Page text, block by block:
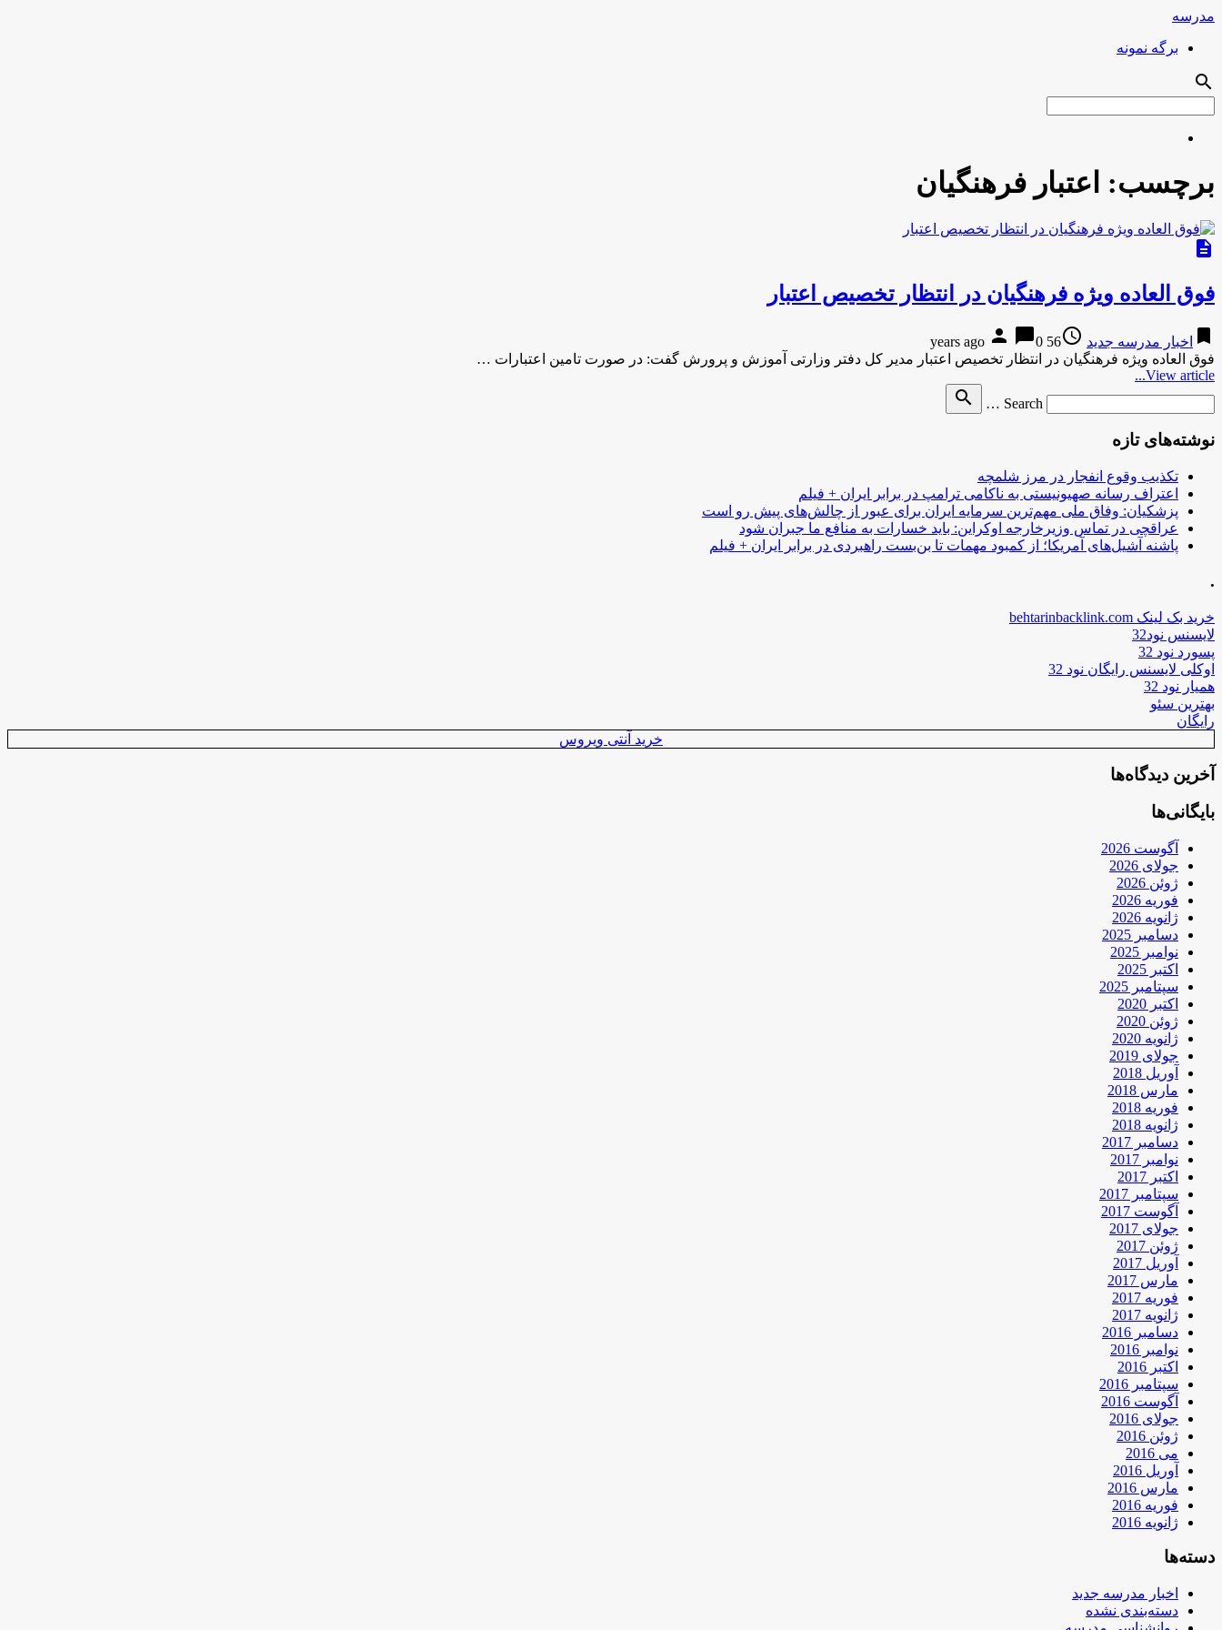
مدرسه
برگه نمونه
search
برچسب: اعتبار فرهنگیان
description
فوق العاده ویژه فرهنگیان در انتظار تخصیص اعتبار
bookmark اخبار مدرسه جدید access_time
56 years ago
person chat_bubble0
فوق العاده ویژه فرهنگیان در انتظار تخصیص اعتبار مدیر کل دفتر وزارتی آموزش و پرورش گفت: در صورت تامین اعتبارات …
View article...
Search …
search
نوشته‌های تازه
تکذیب وقوع انفجار در مرز شلمچه
اعتراف رسانه صهیونیستی به ناکامی ترامپ در برابر ایران + فیلم
پزشکیان: وفاق ملی مهم‌ترین سرمایه ایران برای عبور از چالش‌های پیش رو است
عراقچی در تماس وزیرخارجه اوکراین: باید خسارات به منافع ما جبران شود
پاشنه آشیل‌های آمریکا؛ از کمبود مهمات تا بن‌بست راهبردی در برابر ایران + فیلم
.
خرید بک لینک behtarinbacklink.com
لایسنس نود32
پسورد نود 32
اوکلی لایسنس رایگان نود 32
همیار نود 32
بهترین سئو
رایگان
خرید آنتی ویروس
آخرین دیدگاه‌ها
بایگانی‌ها
آگوست 2026
جولای 2026
ژوئن 2026
فوریه 2026
ژانویه 2026
دسامبر 2025
نوامبر 2025
اکتبر 2025
سپتامبر 2025
اکتبر 2020
ژوئن 2020
ژانویه 2020
جولای 2019
آوریل 2018
مارس 2018
فوریه 2018
ژانویه 2018
دسامبر 2017
نوامبر 2017
اکتبر 2017
سپتامبر 2017
آگوست 2017
جولای 2017
ژوئن 2017
آوریل 2017
مارس 2017
فوریه 2017
ژانویه 2017
دسامبر 2016
نوامبر 2016
اکتبر 2016
سپتامبر 2016
آگوست 2016
جولای 2016
ژوئن 2016
می 2016
آوریل 2016
مارس 2016
فوریه 2016
ژانویه 2016
دسته‌ها
اخبار مدرسه جدید
دسته‌بندی نشده